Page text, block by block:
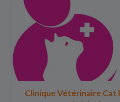
Clinique Vétérinaire Cat